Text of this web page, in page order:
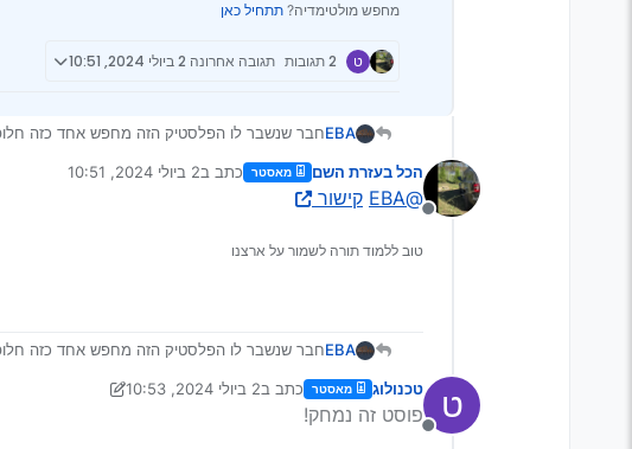
מחפש מולטימדיה? תתחיל כאן
ט 2 תגובות תגובה אחרונה 2 ביולי 2024, 10:51
EBAחבר שנשבר לו הפלסטיק הזה מחפש אחד כזה
תודה.
מנותק
הכל בעזרת השם מאסטר כתב ב2 ביולי 2024, 10:51
נערך לאחרונה על ידי
@EBA קישור
טוב ללמוד תורה לשמור על ארצנו
EBAחבר שנשבר לו הפלסטיק הזה מחפש אחד כזה
תודה.
ט
מנותק
טכנולוג מאסטר כתב ב2 ביולי 2024, 10:53
נערך לאחרונה על ידי מיישה
פוסט זה נמחק!